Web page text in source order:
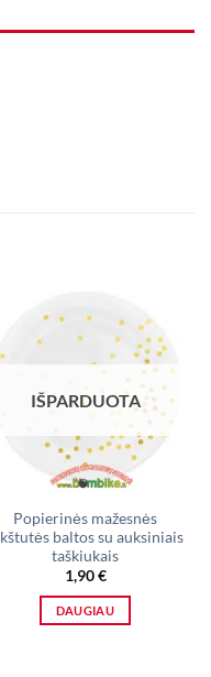
IŠPARDUOTA
Popierinės mažesnės
baltos su auksiniais
taškiukais
1,90€
DAUGIAU